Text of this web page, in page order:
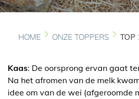
HOME ONZE TOPPERS TOP
Kaas: De oorsprong ervan gaat
Na het afromen van de melk
idee om van de wei (afgeroomde